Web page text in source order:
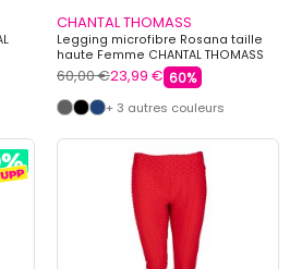
CHANTAL THOMASS
Legging microfibre Rosana taille
haute Femme CHANTAL THOMASS
60,00 €23,99 € 60%
+ 3 autres couleurs